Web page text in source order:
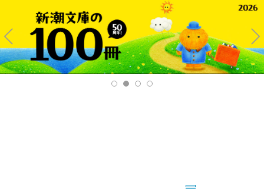
Pre
v
Ne
xt